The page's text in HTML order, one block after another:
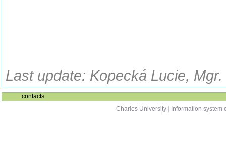
Last update: Kopecká Lucie,
contacts
Charles University
Information